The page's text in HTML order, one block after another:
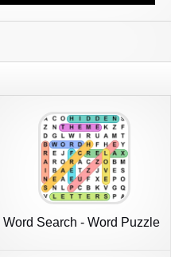
Word Search - Word Puzzle